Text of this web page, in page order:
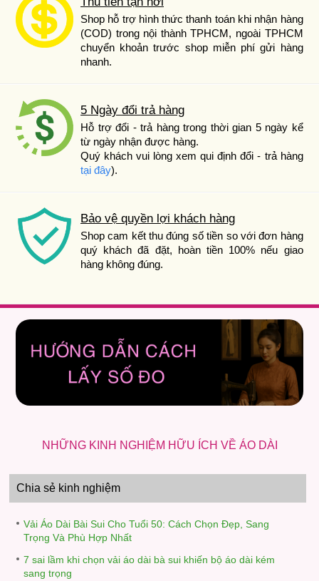
Shop hỗ trợ hình thức thanh toán khi nhận hàng
(COD) trong nội thành TPHCM, ngoài TPHCM
chuyển khoản trước shop miễn phí gửi hàng
nhanh.
5 Ngày đổi trả hàng
Hỗ trợ đổi - trả hàng trong thời gian 5 ngày kể
từ ngày nhận được hàng.
Quý khách vui lòng xem qui định đổi - trả hàng
tại đây).
Bảo vệ quyền lợi khách hàng
Shop cam kết thu đúng số tiền so với đơn hàng
quý khách đã đặt, hoàn tiền 100% nếu giao
hàng không đúng.
NHỮNG KINH NGHIỆM HỮU ÍCH VỀ ÁO DÀI
Chia sẻ kinh nghiệm
Vải Áo Dài Bài Sui Cho Tuổi 50: Cách Chọn Đẹp, Sang
Trọng Và Phù Hợp Nhất
7 sai lầm khi chọn vải áo dài bà sui khiến bộ áo dài kém
sang trọng